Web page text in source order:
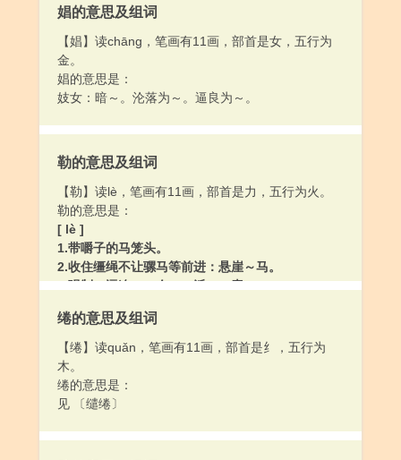
娼的意思及组词
【娼】读chāng，笔画有11画，部首是女，五行为
金。
娼的意思是：
妓女：暗～。沦落为～。逼良为～。
勒的意思及组词
【勒】读lè，笔画有11画，部首是力，五行为火。
勒的意思是：
[ lè ]
1.带嚼子的马笼头。
2.收住缰绳不让骡马等前进：悬崖～马。
3.强制；逼迫：～令。～派。～索。
5.姓。
6.雕刻：～石。～碑。
7.勒克斯的简称。1流（流明）的光通量均匀地照在
1平方米面积上时的光照度是1勒。
[ lēi ]
有捆紧，再～一～。中间再～根绳子就不会散了。
绻的意思及组词
【绻】读quǎn，笔画有11画，部首是纟，五行为
木。
绻的意思是：
见 〔缱绻〕